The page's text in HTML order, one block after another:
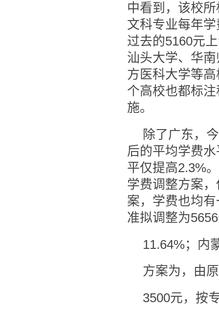
中看到，该校
文科专业每年
过去的5160元
汕头大学、华
方医科大学等
个高校也都标
施。
除了广东，
后的平均学费
平仅提高2.3%
学费调整方案
案，学费也均
准拟调整为
11.64%；内
方案为，由
3500元，按